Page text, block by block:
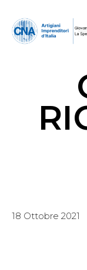
18 Ottobre 2021